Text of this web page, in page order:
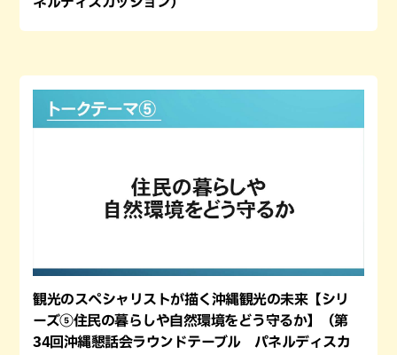
観光のスペシャリストが描く沖縄観光の未来【シリ
ーズ⑤住民の暮らしや自然環境をどう守るか】（第
34回沖縄懇話会ラウンドテーブル パネルディスカ